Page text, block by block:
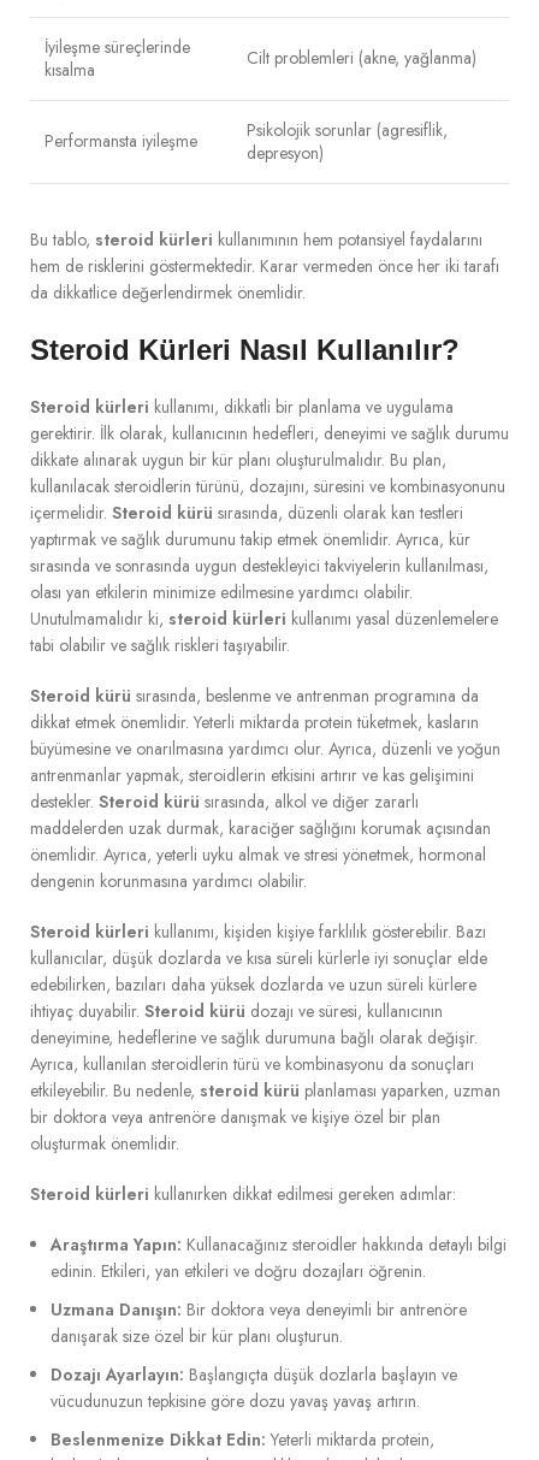
İyileşme süreçlerinde
kısalma
Cilt problemleri (akne, yağlanma)
Performansta iyileşme
Psikolojik sorunlar (agresiflik,
depresyon)
Bu tablo, steroid kürleri kullanımının hem potansiyel faydalarını
hem de risklerini göstermektedir. Karar vermeden önce her iki tarafı
da dikkatlice değerlendirmek önemlidir.
Steroid Kürleri Nasıl Kullanılır?
Steroid kürleri kullanımı, dikkatli bir planlama ve uygulama
gerektirir. İlk olarak, kullanıcının hedefleri, deneyimi ve sağlık durumu
dikkate alınarak uygun bir kür planı oluşturulmalıdır. Bu plan,
kullanılacak steroidlerin türünü, dozajını, süresini ve kombinasyonunu
içermelidir. Steroid kürü sırasında, düzenli olarak kan testleri
yaptırmak ve sağlık durumunu takip etmek önemlidir. Ayrıca, kür
sırasında ve sonrasında uygun destekleyici takviyelerin kullanılması,
olası yan etkilerin minimize edilmesine yardımcı olabilir.
Unutulmamalıdır ki, steroid kürleri kullanımı yasal düzenlemelere
tabi olabilir ve sağlık riskleri taşıyabilir.
Steroid kürü sırasında, beslenme ve antrenman programına da
dikkat etmek önemlidir. Yeterli miktarda protein tüketmek, kasların
büyümesine ve onarılmasına yardımcı olur. Ayrıca, düzenli ve yoğun
antrenmanlar yapmak, steroidlerin etkisini artırır ve kas gelişimini
destekler. Steroid kürü sırasında, alkol ve diğer zararlı
maddelerden uzak durmak, karaciğer sağlığını korumak açısından
önemlidir. Ayrıca, yeterli uyku almak ve stresi yönetmek, hormonal
dengenin korunmasına yardımcı olabilir.
Steroid kürleri kullanımı, kişiden kişiye farklılık gösterebilir. Bazı
kullanıcılar, düşük dozlarda ve kısa süreli kürlerle iyi sonuçlar elde
edebilirken, bazıları daha yüksek dozlarda ve uzun süreli kürlere
ihtiyaç duyabilir. Steroid kürü dozajı ve süresi, kullanıcının
deneyimine, hedeflerine ve sağlık durumuna bağlı olarak değişir.
Ayrıca, kullanılan steroidlerin türü ve kombinasyonu da sonuçları
etkileyebilir. Bu nedenle, steroid kürü planlaması yaparken, uzman
bir doktora veya antrenöre danışmak ve kişiye özel bir plan
oluşturmak önemlidir.
Steroid kürleri kullanırken dikkat edilmesi gereken adımlar:
Araştırma Yapın: Kullanacağınız steroidler hakkında detaylı bilgi
edinin. Etkileri, yan etkileri ve doğru dozajları öğrenin.
Uzmana Danışın: Bir doktora veya deneyimli bir antrenöre
danışarak size özel bir kür planı oluşturun.
Dozajı Ayarlayın: Başlangıçta düşük dozlarla başlayın ve
vücudunuzun tepkisine göre dozu yavaş yavaş artırın.
Beslenmenize Dikkat Edin: Yeterli miktarda protein,